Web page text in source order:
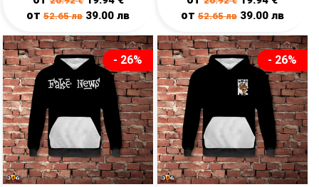
от52.65лв 39.00лв от 52.65лв 39.00 лв
- 26% - 26%